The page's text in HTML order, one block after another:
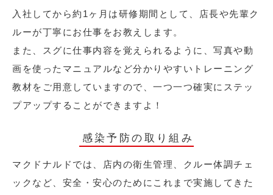
入社してから約1ヶ月は研修期間として、店長や先輩ク
ルーが丁寧にお仕事をお教えします。
また、スグに仕事内容を覚えられるように、写真や動
画を使ったマニュアルなど分かりやすいトレーニング
教材をご用意していますので、一つ一つ確実にステッ
プアップすることができますよ！
感染予防の取り組み
マクドナルドでは、店内の衛生管理、クルー体調チェ
ックなど、安全・安心のためにこれまで実施してきた